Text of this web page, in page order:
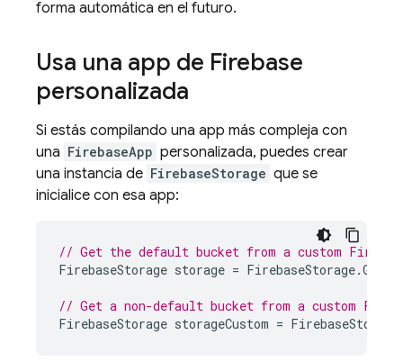
forma automática en el futuro.
Usa una app de Firebase
personalizada
Si estás compilando una app más compleja con
una FirebaseApp personalizada, puedes crear
una instancia de FirebaseStorage que se
inicialice con esa app:
// Get the default bucket from a custom
FirebaseStorage storage = FirebaseStorage.
// Get a non-default bucket from a custom
FirebaseStorage storageCustom = FirebaseStorage